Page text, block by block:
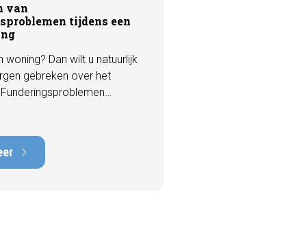
van
tijdens een
woning? Dan wilt u natuurlijk
gebreken over het
die kunnen oplopen
euro's. Gelukkig zijn er